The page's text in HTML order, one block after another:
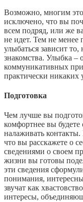
Возможно, многим
исключено, что вы
всем подряд, или же
не идет. Тем не менее
улыбаться зависит
знакомства. Улыбка
коммуникативных
практически никаких
Подготовка
Чем лучше вы
комфортнее вы
налаживать
что вы расскажете о
сведениями о своем
жизни вы готовы
эти сведения
понимания,
звучат как
интересы,